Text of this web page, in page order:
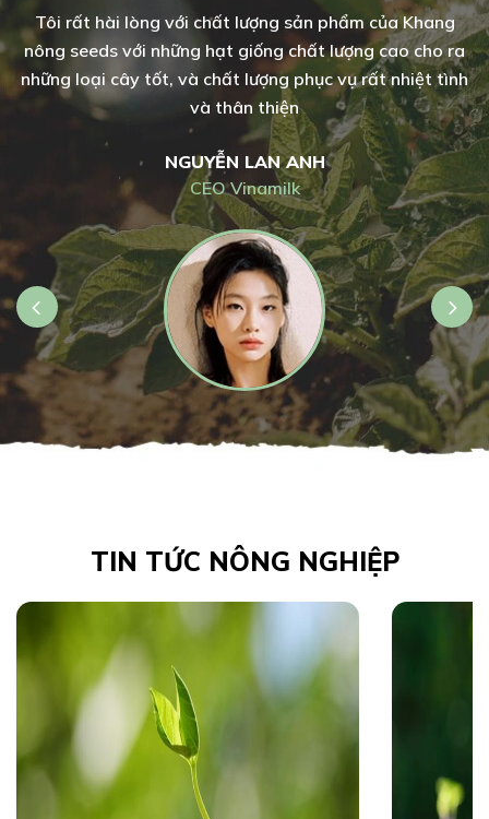
Tôi rất hài lòng với chất lượng sản phẩm của Khang
nông seeds với những hạt giống chất lượng cao cho ra
những loại cây tốt, và chất lượng phục vụ rất nhiệt tình
và thân thiện
NGUYỄN LAN ANH
CEO Vinamilk
TIN TỨC NÔNG NGHIỆP